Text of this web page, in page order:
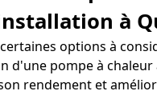
à
options à
d'une pompe à
rendement et